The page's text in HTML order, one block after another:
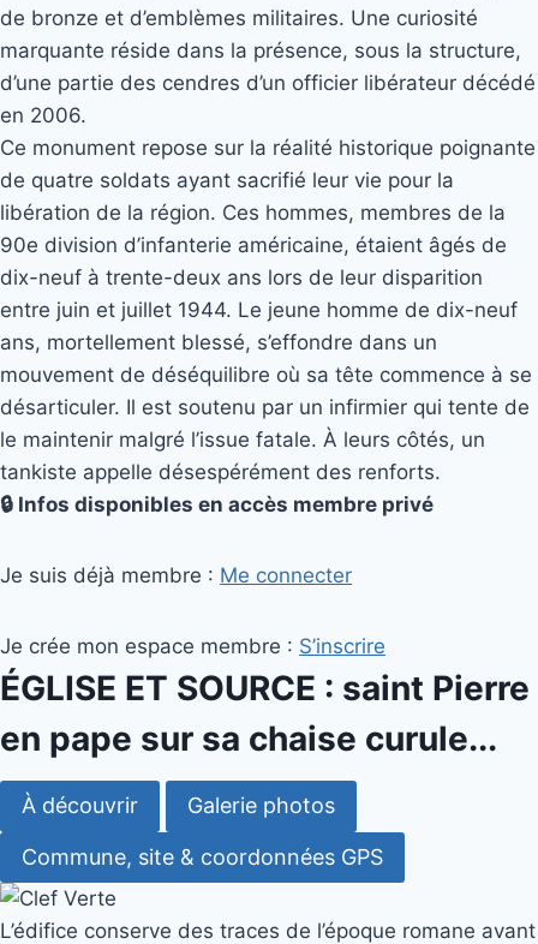
de bronze et d’emblèmes militaires. Une curiosité
marquante réside dans la présence, sous la structure,
d’une partie des cendres d’un officier libérateur décédé
en 2006.
Ce monument repose sur la réalité historique poignante
de quatre soldats ayant sacrifié leur vie pour la
libération de la région. Ces hommes, membres de la
90e division d’infanterie américaine, étaient âgés de
dix-neuf à trente-deux ans lors de leur disparition
entre juin et juillet 1944. Le jeune homme de dix-neuf
ans, mortellement blessé, s’effondre dans un
mouvement de déséquilibre où sa tête commence à se
désarticuler. Il est soutenu par un infirmier qui tente de
le maintenir malgré l’issue fatale. À leurs côtés, un
tankiste appelle désespérément des renforts.
🔒 Infos disponibles en accès membre privé
Je suis déjà membre : Me connecter
Je crée mon espace membre : S’inscrire
ÉGLISE ET SOURCE : saint Pierre
en pape sur sa chaise curule...
À découvrir Galerie photos
Commune, site & coordonnées GPS
L’édifice conserve des traces de l’époque romane avant